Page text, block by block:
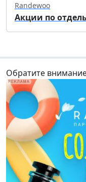
Randewoo
Акции по
Обратите